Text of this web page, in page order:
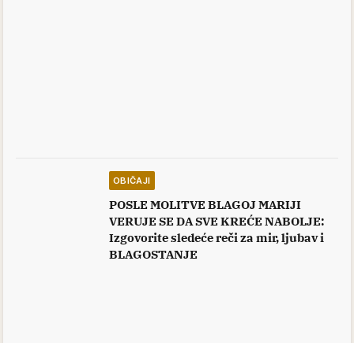
OBIČAJI
POSLE MOLITVE BLAGOJ MARIJI
VERUJE SE DA SVE KREĆE NABOLJE:
Izgovorite sledeće reči za mir, ljubav i
BLAGOSTANJE